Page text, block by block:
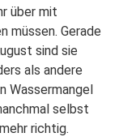
über mit
müssen. Gerade
sind sie
als andere
Wassermangel
selbst
richtig.